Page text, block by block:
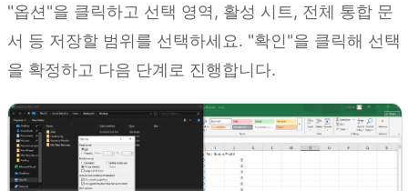
"옵션"을 클릭하고 선택 영역, 활성 시트, 전체 통합 문
서 등 저장할 범위를 선택하세요. "확인"을 클릭해 선택
을 확정하고 다음 단계로 진행합니다.